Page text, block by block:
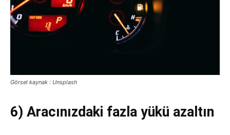
Görsel kaynak : Unsplash
6) Aracınızdaki fazla yükü azaltın